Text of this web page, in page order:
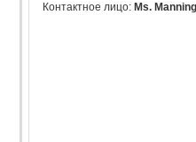
Контактное лицо: Ms. Manning